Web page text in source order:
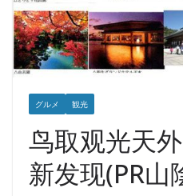
グルメ 観光
鸟取观光天
新发现(PR山